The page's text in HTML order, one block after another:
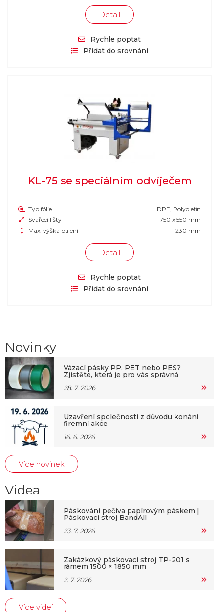
Detail
Rychle poptat
Přidat do srovnání
KL-75 se speciálním odvíječem
Typ fólie
LDPE, Polyolefin
Svářecí lišty
750 x 550 mm
Max. výška balení
230 mm
Detail
Rychle poptat
Přidat do srovnání
Novinky
Vázací pásky PP, PET nebo PES?
Zjistěte, která je pro vás správná
28. 7. 2026
Uzavření společnosti z důvodu konání
firemní akce
16. 6. 2026
Více novinek
Videa
Páskování pečiva papírovým páskem |
Páskovací stroj BandAll
23. 7. 2026
Zakázkový páskovací stroj TP-201 s
rámem 1500 × 1850 mm
2. 7. 2026
Více videí